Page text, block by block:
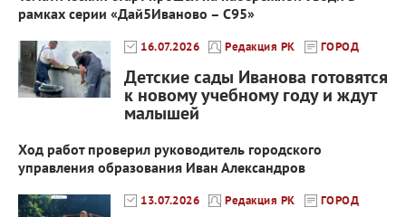
рамках серии «Дай5Иваново – С95»
16.07.2026 Редакция РК ГОРОД
Детские сады Иванова готовятся
к новому учебному году и ждут
малышей
Ход работ проверил руководитель городского
управления образования Иван Александров
13.07.2026 Редакция РК ГОРОД